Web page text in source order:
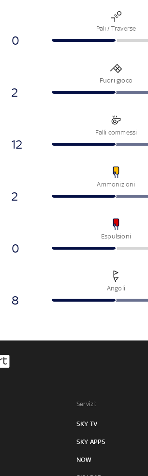
Pali / Traverse
0
Fuori gioco
2
Falli commessi
12
Ammonizioni
2
Espulsioni
0
Angoli
8
Servizi:
SKY TV
SKY APPS
NOW